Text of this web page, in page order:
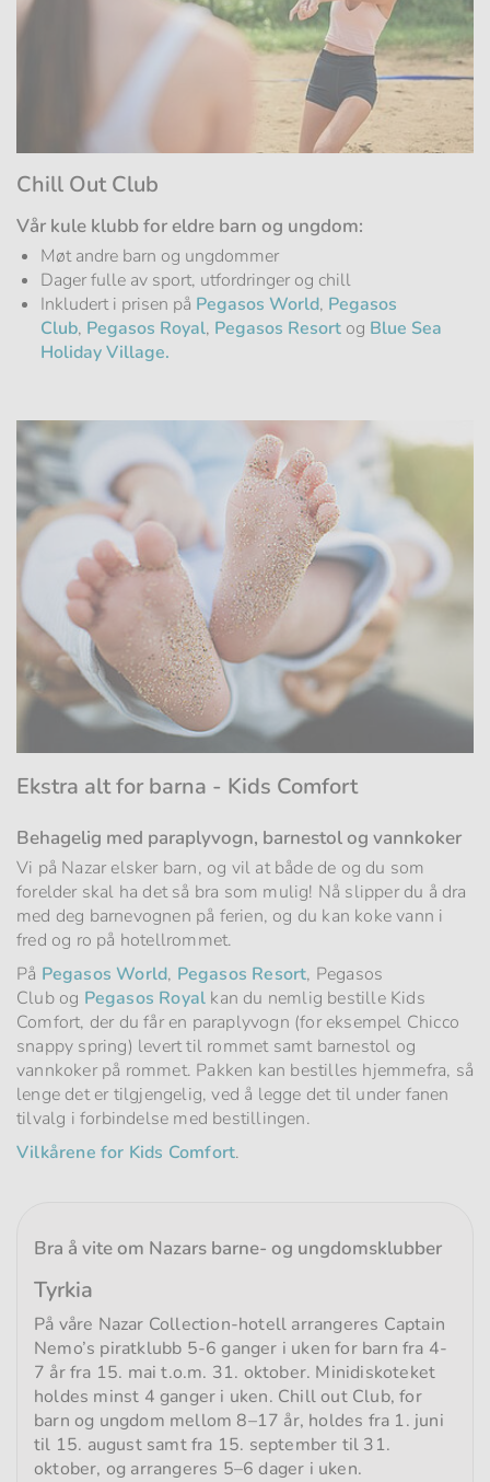
Chill Out Club
Vår kule klubb for eldre barn og ungdom:
Møt andre barn og ungdommer
Dager fulle av sport, utfordringer og chill
Inkludert i prisen på Pegasos World, Pegasos
Club, Pegasos Royal, Pegasos Resort og Blue Sea
Holiday Village.
Ekstra alt for barna - Kids Comfort
Behagelig med paraplyvogn, barnestol og vannkoker
Vi på Nazar elsker barn, og vil at både de og du som
forelder skal ha det så bra som mulig! Nå slipper du å dra
med deg barnevognen på ferien, og du kan koke vann i
fred og ro på hotellrommet.
På Pegasos World, Pegasos Resort, Pegasos
Club og Pegasos Royal kan du nemlig bestille Kids
Comfort, der du får en paraplyvogn (for eksempel Chicco
snappy spring) levert til rommet samt barnestol og
vannkoker på rommet. Pakken kan bestilles hjemmefra, så
lenge det er tilgjengelig, ved å legge det til under fanen
tilvalg i forbindelse med bestillingen.
Vilkårene for Kids Comfort.
Bra å vite om Nazars barne- og ungdomsklubber
Tyrkia
På våre Nazar Collection-hotell arrangeres Captain
Nemo’s piratklubb 5-6 ganger i uken for barn fra 4-
7 år fra 15. mai t.o.m. 31. oktober. Minidiskoteket
holdes minst 4 ganger i uken. Chill out Club, for
barn og ungdom mellom 8–17 år, holdes fra 1. juni
til 15. august samt fra 15. september til 31.
oktober, og arrangeres 5–6 dager i uken.